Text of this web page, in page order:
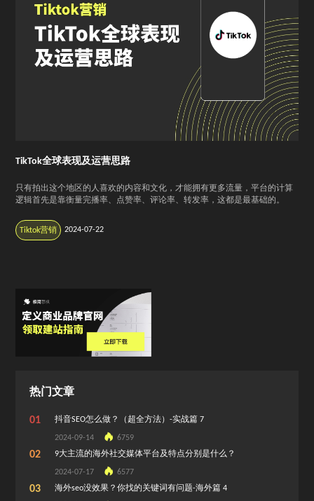
TikTok全球表现及运营思路
只有拍出这个地区的人喜欢的内容和文化，才能拥有更多流量，平台的计算
逻辑首先是靠衡量完播率、点赞率、评论率、转发率，这都是最基础的。
Tiktok营销 2024-07-22
热门文章
01 抖音SEO怎么做？（超全方法）-实战篇 7
2024-09-14 6759
02 9大主流的海外社交媒体平台及特点分别是什么？
2024-07-17 6577
03 海外seo没效果？你找的关键词有问题-海外篇 4